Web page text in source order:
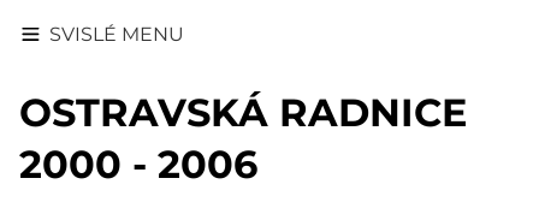
SVISLÉ MENU
OSTRAVSKÁ RADNICE
2000 - 2006